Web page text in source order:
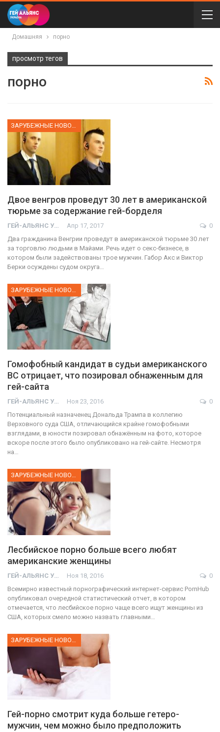
Домашняя порно
просмотр тегов
порно
Двое венгров проведут 30 лет в американской
тюрьме за содержание гей-борделя
ГЕЙ-АЛЬЯНС УКРАИНА Апр 17, 2017
0
Два гражданина Венгрии проведут в американской тюрьме 30 лет
за торговлю людьми в Майами. Речь идет о секс-бизнесе, в
котором были задействованы трое мужчин. Габор Акс и Виктор
Берки осуждены судом округа…
ЗАРУБЕЖНЫЕ НОВОСТИ
Гомофобный кандидат в судьи американского
ВС отрицает, что позировал обнаженным для
гей-сайта
ГЕЙ-АЛЬЯНС УКРАИНА Ноя 23, 2016
0
Потенциальный назначенец Дональда Трампа в коллегию
Верховного суда США, отличающийся крайне гомофобными
взглядами, в юности позировал обнажённым на фото, которое
вскоре после этого было опубликовано на гей-сайте. Несмотря
на…
ЗАРУБЕЖНЫЕ НОВОСТИ
Лесбийское порно больше всего любят
американские женщины
ГЕЙ-АЛЬЯНС УКРАИНА Ноя 18, 2016
0
Всемирно известный порнографический интернет-сервис PornHub
опубликовал очередной статистический отчет, в котором
отмечается, что лесбийское порно чаще всего ищут женщины из
США, которых смело можно назвать главными…
Гей-порно смотрит куда больше гетеро-
мужчин, чем можно было предположить